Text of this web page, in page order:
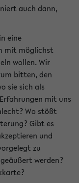
auch dann,
eine
mit möglichst
wollen. Wir
bitten, den
sie sich als
mit uns
Wo stößt
Gibt es
und
zu
werden?